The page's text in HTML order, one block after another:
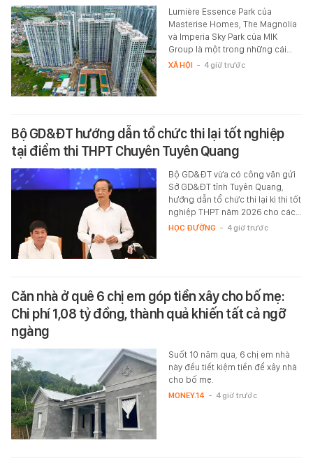
Lumière Essence Park của
Masterise Homes, The Magnolia
và Imperia Sky Park của MIK
Group là một trong những cái…
XÃ HỘI - 4 giờ trước
Bộ GD&ĐT hướng dẫn tổ chức thi lại tốt nghiệp
tại điểm thi THPT Chuyên Tuyên Quang
Bộ GD&ĐT vừa có công văn gửi
Sở GD&ĐT tỉnh Tuyên Quang,
hướng dẫn tổ chức thi lại kì thi tốt
nghiệp THPT năm 2026 cho các…
HỌC ĐƯỜNG - 4 giờ trước
Căn nhà ở quê 6 chị em góp tiền xây cho bố mẹ:
Chi phí 1,08 tỷ đồng, thành quả khiến tất cả ngỡ
ngàng
Suốt 10 năm qua, 6 chị em nhà
này đều tiết kiệm tiền để xây nhà
cho bố mẹ.
MONEY.14 - 4 giờ trước